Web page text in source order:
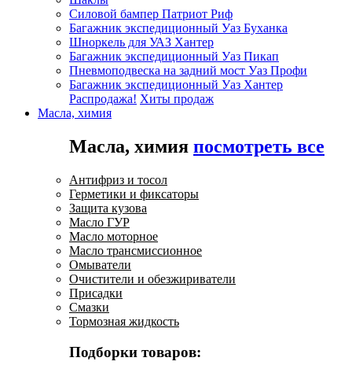
Силовой бампер Патриот Риф
Багажник экспедиционный Уаз Буханка
Шноркель для УАЗ Хантер
Багажник экспедиционный Уаз Пикап
Пневмоподвеска на задний мост Уаз Профи
Багажник экспедиционный Уаз Хантер
Распродажа! Хиты продаж
Масла, химия
Масла, химия посмотреть все
Антифриз и тосол
Герметики и фиксаторы
Защита кузова
Масло ГУР
Масло моторное
Масло трансмиссионное
Омыватели
Очистители и обезжириватели
Присадки
Смазки
Тормозная жидкость
Подборки товаров: